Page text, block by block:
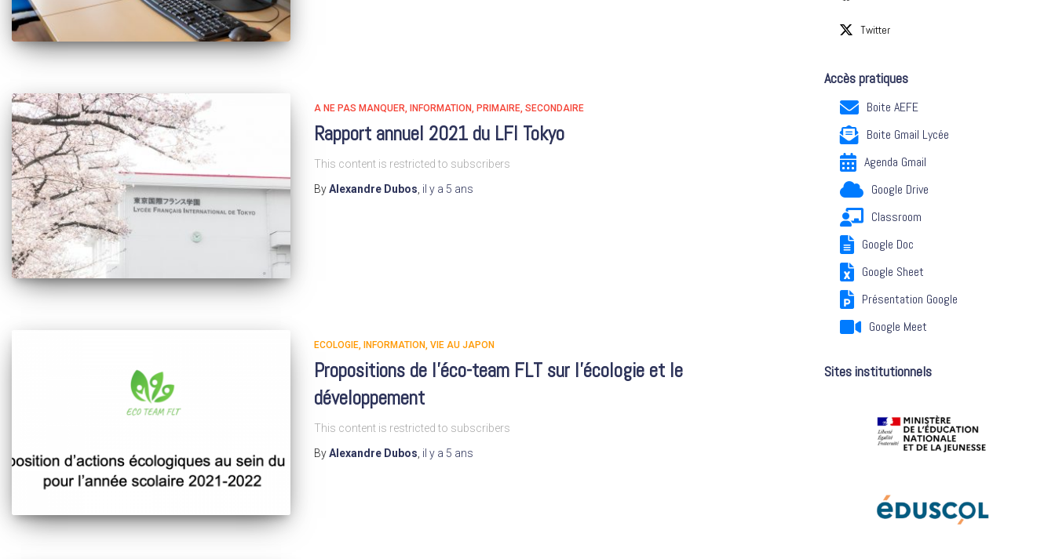
A NE PAS MANQUER INFORMATION PRIMAIRE SECONDAIRE
Rapport annuel 2021 du LFI Tokyo
This content is restricted to subscribers
ByAlexandre Dubos il y a 5 ans
ECOLOGIE INFORMATION VIE AU JAPON
Propositions de l’éco-team FLT sur l’écologie et le
développement
This content is restricted to subscribers
ByAlexandre Dubos il y a 5 ans
Twitter
Accès pratiques
Boite AEFE
Boite Gmail Lycée
Agenda Gmail
Google Drive
Classroom
Google Doc
Google Sheet
Présentation Google
Google Meet
Sites institutionnels